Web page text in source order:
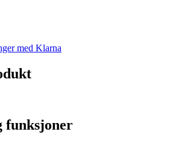
med Klarna
funksjoner